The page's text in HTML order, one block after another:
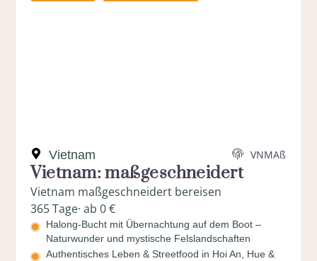
Vietnam VNMAß
Vietnam: maßgeschneidert
Vietnam maßgeschneidert bereisen
365 Tage· ab 0 €
Halong-Bucht mit Übernachtung auf dem Boot –
Naturwunder und mystische Felslandschaften
Authentisches Leben & Streetfood in Hoi An, Hue &